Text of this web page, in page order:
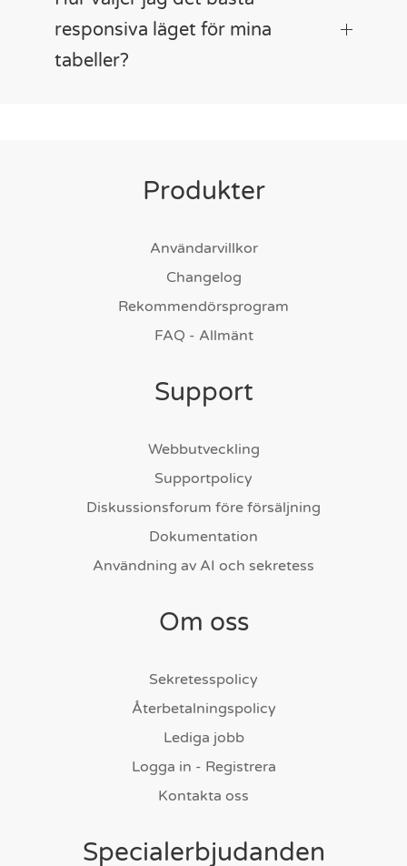
responsiva läget för mina
tabeller?
Produkter
Användarvillkor
Changelog
Rekommendörsprogram
FAQ - Allmänt
Support
Webbutveckling
Supportpolicy
Diskussionsforum före försäljning
Dokumentation
Användning av AI och sekretess
Om oss
Sekretesspolicy
Återbetalningspolicy
Lediga jobb
Logga in - Registrera
Kontakta oss
Specialerbjudanden